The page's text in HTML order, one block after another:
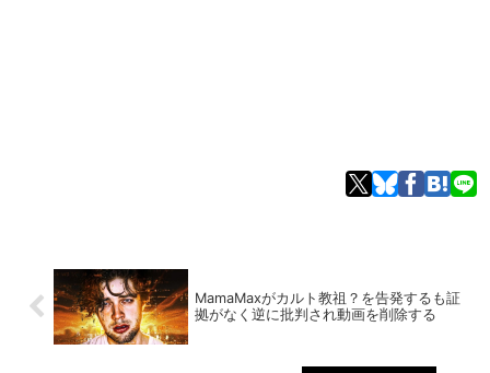
MamaMaxがカルト教祖？を告発するも証
拠がなく逆に批判され動画を削除する